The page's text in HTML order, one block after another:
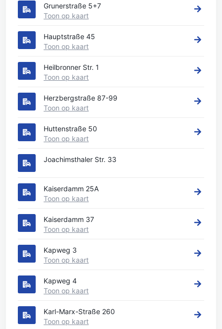
Grunerstraße 5+7
Toon op kaart
Hauptstraße 45
Toon op kaart
Heilbronner Str. 1
Toon op kaart
Herzbergstraße 87-99
Toon op kaart
Huttenstraße 50
Toon op kaart
Joachimsthaler Str. 33
Kaiserdamm 25A
Toon op kaart
Kaiserdamm 37
Toon op kaart
Kapweg 3
Toon op kaart
Kapweg 4
Toon op kaart
Karl-Marx-Straße 260
Toon op kaart